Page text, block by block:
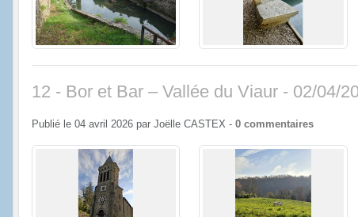
12 - Bor et Bar – Vallée du Viaur - 02/04/
Publié le 04 avril 2026 par Joëlle CASTEX - 0 commentaires